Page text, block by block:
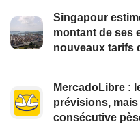
Singapour
montant de ses
nouveaux tarifs
MercadoLibre :
prévisions,
consécutive